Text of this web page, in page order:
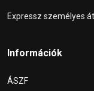
Expressz személyes
Információk
ÁSZF